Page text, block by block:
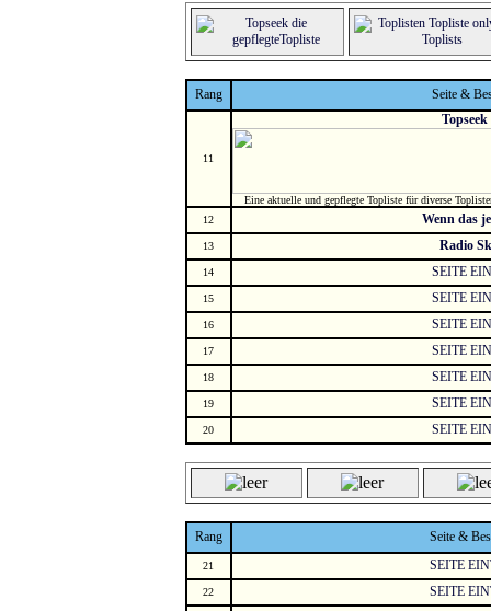
Rang Seite &
11
Eine aktuelle und gepflegte Topliste für diverse
12
Wenn das
13 Radio
14 SEITE
15 SEITE
16 SEITE
17 SEITE
18 SEITE
19 SEITE
20 SEITE
Rang Seite &
21 SEITE
22 SEITE